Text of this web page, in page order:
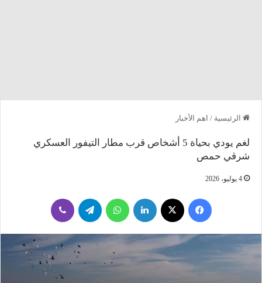
الرئيسية / اهم الأخبار
لغم يودي بحياة 5 أشخاص قرب مطار التيفور العسكري
شرقي حمص
4 يوليو، 2026
فيسبوك لينكدإن واتساب تيلقرام